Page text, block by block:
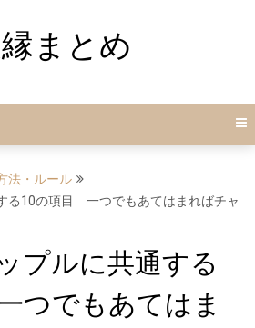
まとめ
法・ルール
る10の項目 一つでもあてはまればチャ
プルに共通する
つでもあてはま